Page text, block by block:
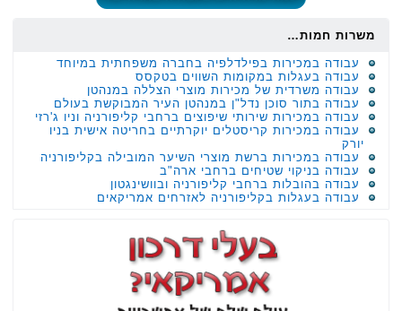
משרות חמות…
עבודה במכירות בפילדלפיה בחברה משפחתית במיוחד
עבודה בעגלות במקומות השווים בטקסס
עבודה משרדית של מכירות מוצרי הצללה במנהטן
עבודה בתור סוכן נדל"ן במנהטן העיר המבוקשת בעולם
עבודה במכירות שירותי שיפוצים ברחבי קליפורניה וניו ג'רזי
עבודה במכירות קריסטלים יוקרתיים בחריטה אישית בניו
יורק
עבודה במכירות ברשת מוצרי השיער המובילה בקליפורניה
עבודה בניקוי שטיחים ברחבי ארה"ב
עבודה בהובלות ברחבי קליפורניה ובוושינגטון
עבודה בעגלות בקליפורניה לאזרחים אמריקאים